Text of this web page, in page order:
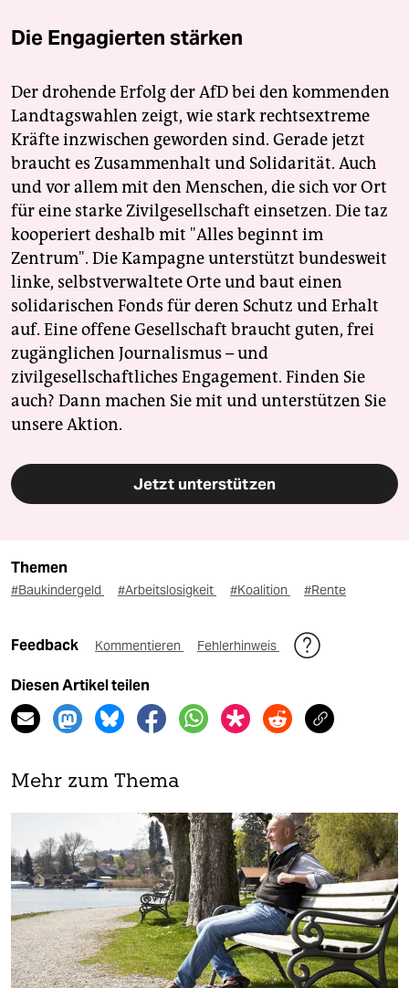
Die Engagierten stärken
Der drohende Erfolg der AfD bei den kommenden
Landtagswahlen zeigt, wie stark rechtsextreme
Kräfte inzwischen geworden sind. Gerade jetzt
braucht es Zusammenhalt und Solidarität. Auch
und vor allem mit den Menschen, die sich vor Ort
für eine starke Zivilgesellschaft einsetzen. Die taz
kooperiert deshalb mit "Alles beginnt im
Zentrum". Die Kampagne unterstützt bundesweit
linke, selbstverwaltete Orte und baut einen
solidarischen Fonds für deren Schutz und Erhalt
auf. Eine offene Gesellschaft braucht guten, frei
zugänglichen Journalismus – und
zivilgesellschaftliches Engagement. Finden Sie
auch? Dann machen Sie mit und unterstützen Sie
unsere Aktion.
Jetzt unterstützen
Themen
#Baukindergeld #Arbeitslosigkeit #Koalition #Rente
Feedback Kommentieren Fehlerhinweis
Diesen Artikel teilen
Mehr zum Thema